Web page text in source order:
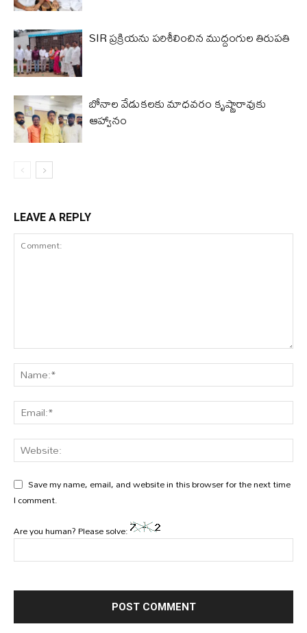
SIR ప్రక్రియను పరిశీలించిన ముద్దంగుల తిరుపతి
బోనాల వేడుకలకు మాధవరం కృష్ణారావుకు
ఆహ్వానం
LEAVE A REPLY
Save my name, email, and website in this browser for the next time
I comment.
Are you human? Please solve: